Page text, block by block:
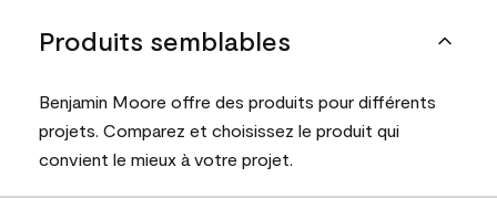
Produits semblables
Benjamin Moore offre des produits pour différents
projets. Comparez et choisissez le produit qui
convient le mieux à votre projet.